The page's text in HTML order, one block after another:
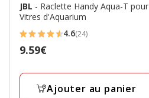
JBL - Raclette Handy Aqua-T pour
Vitres d'Aquarium
4.6
étoiles
4.6(24)
Prix
9.59€
Ajouter au panier